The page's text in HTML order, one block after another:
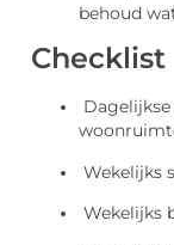
behoud
Checklist
Wekelijks
Wekelijks